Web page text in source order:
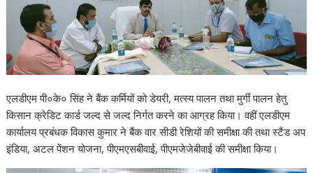
एलडीएम पी०के० सिंह ने बैंक कर्मियों को डेयरी, मत्स्य पालन तथा मुर्गी पालन हेतु
किसान क्रेडिट कार्ड जल्द से जल्द निर्गत करने का आग्रह किया। वहीं एलडीएम
कार्यालय प्रबंधक विकास कुमार ने बैंक वार सीडी रेशियों की समीक्षा की तथा स्टैंड अप
इंडिया, अटल पेंशन योजना, पीएमएसबीवाई, पीएमजेजेबीवाई की समीक्षा किया।